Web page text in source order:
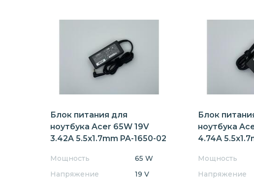
Блок питания для
ноутбука Acer 65W 19V
3.42A 5.5x1.7mm PA-1650-02
Мощность
65 W
Напряжение
19 V
Блок
ноутбука
4.74A
Мощность
Напряжение